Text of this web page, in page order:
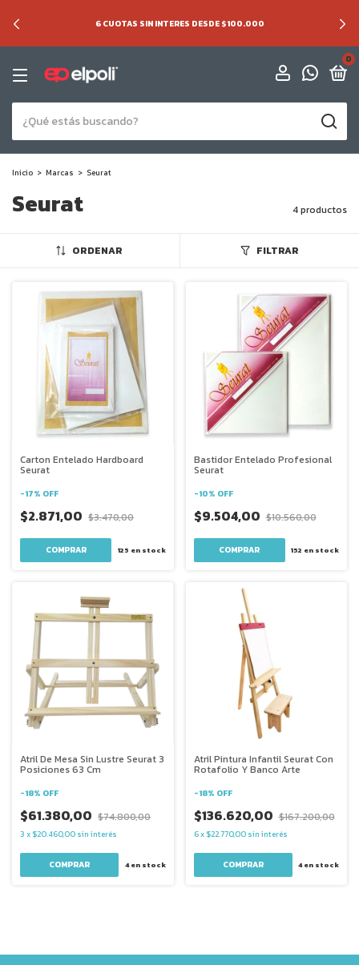
6 CUOTAS SIN INTERES DESDE $100.000
0
Inicio > Marcas > Seurat
Seurat 4 productos
ORDENAR FILTRAR
Carton Entelado Hardboard
Seurat
-17% OFF
$2.871,00 $3.470,00
COMPRAR 125 en stock
Bastidor Entelado Profesional
Seurat
-10% OFF
$9.504,00 $10.560,00
COMPRAR 152 en stock
Atril De Mesa Sin Lustre Seurat 3
Posiciones 63 Cm
-18% OFF
$61.380,00 $74.800,00
3 x $20.460,00 sin interés
4en stock
Atril Pintura Infantil Seurat Con
Rotafolio Y Banco Arte
-18% OFF
$136.620,00 $167.200,00
6x $22.770,00 sin interés
4en stock